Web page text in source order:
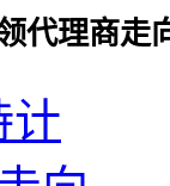
代理商走